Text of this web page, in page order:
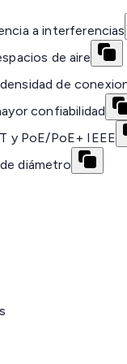
a interferencias
de aire
de
confiabilidad
y PoE/PoE+ IEEE
diámetro